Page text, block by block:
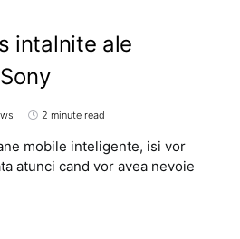
intalnite ale
2 minute read
mobile inteligente, isi vor
atunci cand vor avea nevoie